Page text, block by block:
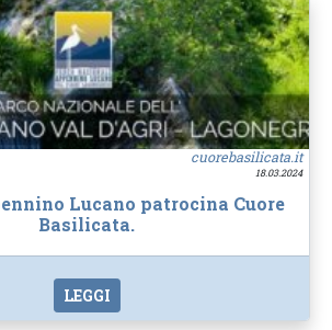
cuorebasilicata.it
18.03.2024
Lucano patrocina Cuore
Basilicata.
LEGGI